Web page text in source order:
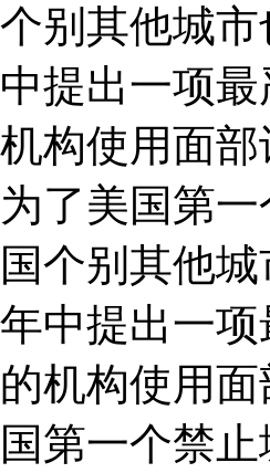
个别其他城
中提出一项
机构使用面部
为了美国第
国个别其他
年中提出一
的机构使用
国第一个禁